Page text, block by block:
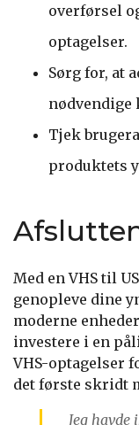
overførsel
optagelser.
Sørg for, at
Tjek
produktets
Med en VHS til
genopleve dine
moderne
investere i en
VHS-optagelser
det første skridt
Jeg